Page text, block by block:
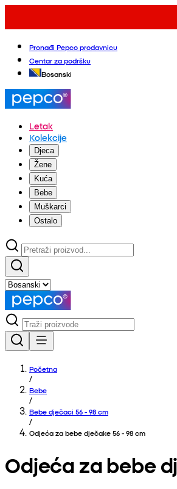
Pronađi Pepco prodavnicu
Centar za podršku
Bosanski
Letak
Kolekcije
Djeca
Žene
Kuća
Bebe
Muškarci
Ostalo
Početna
/
Bebe
/
Bebe dječaci 56 - 98 cm
/
Odjeća za bebe dječake 56 - 98 cm
Odjeća za bebe